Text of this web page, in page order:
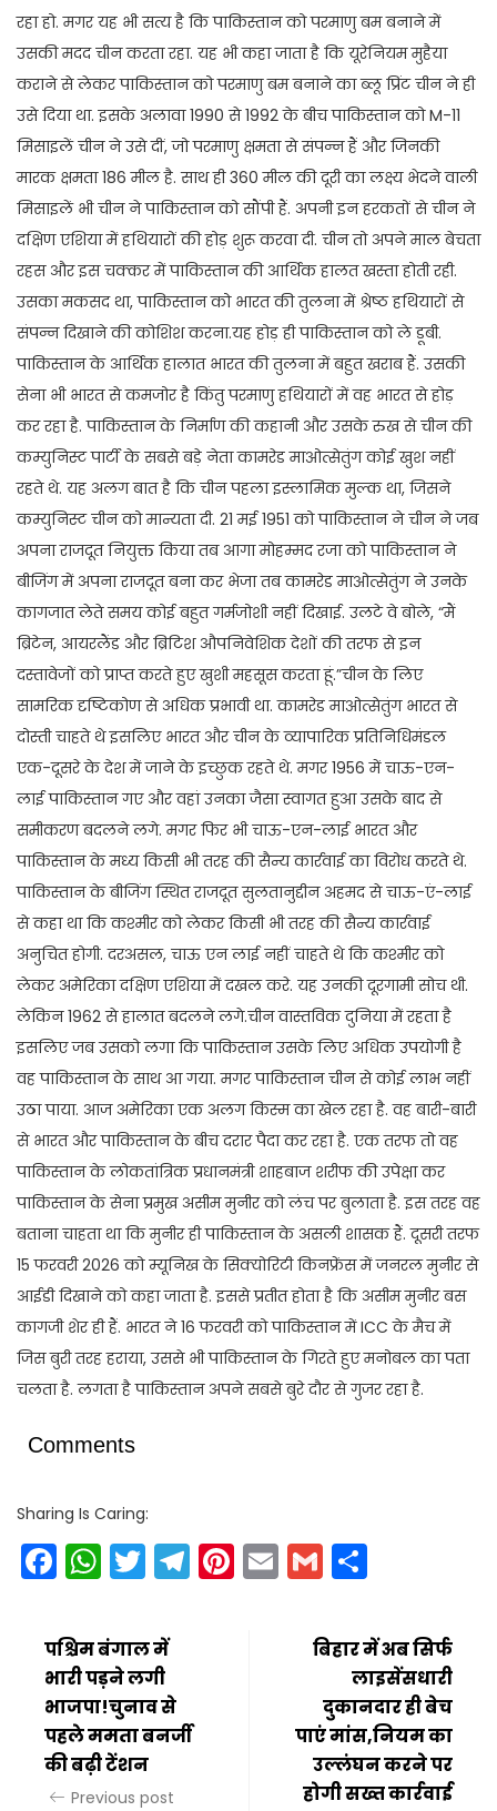
रहा हो. मगर यह भी सत्य है कि पाकिस्तान को परमाणु बम बनाने में
उसकी मदद चीन करता रहा. यह भी कहा जाता है कि यूरेनियम मुहैया
कराने से लेकर पाकिस्तान को परमाणु बम बनाने का ब्लू प्रिंट चीन ने ही
उसे दिया था. इसके अलावा 1990 से 1992 के बीच पाकिस्तान को M-11
मिसाइलें चीन ने उसे दीं, जो परमाणु क्षमता से संपन्न हैं और जिनकी
मारक क्षमता 186 मील है. साथ ही 360 मील की दूरी का लक्ष्य भेदने वाली
मिसाइलें भी चीन ने पाकिस्तान को सौंपी हैं. अपनी इन हरकतों से चीन ने
दक्षिण एशिया में हथियारों की होड़ शुरू करवा दी. चीन तो अपने माल बेचता
रहस और इस चक्कर में पाकिस्तान की आर्थिक हालत खस्ता होती रही.
उसका मकसद था, पाकिस्तान को भारत की तुलना में श्रेष्ठ हथियारों से
संपन्न दिखाने की कोशिश करना.यह होड़ ही पाकिस्तान को ले डूबी.
पाकिस्तान के आर्थिक हालात भारत की तुलना में बहुत खराब हैं. उसकी
सेना भी भारत से कमजोर है किंतु परमाणु हथियारों में वह भारत से होड़
कर रहा है. पाकिस्तान के निर्माण की कहानी और उसके रुख से चीन की
कम्युनिस्ट पार्टी के सबसे बड़े नेता कामरेड माओत्सेतुंग कोई खुश नहीं
रहते थे. यह अलग बात है कि चीन पहला इस्लामिक मुल्क था, जिसने
कम्युनिस्ट चीन को मान्यता दी. 21 मई 1951 को पाकिस्तान ने चीन ने जब
अपना राजदूत नियुक्त किया तब आगा मोहम्मद रजा को पाकिस्तान ने
बीजिंग में अपना राजदूत बना कर भेजा तब कामरेड माओत्सेतुंग ने उनके
कागजात लेते समय कोई बहुत गर्मजोशी नहीं दिखाई. उलटे वे बोले, “मैं
ब्रिटेन, आयरलैंड और ब्रिटिश औपनिवेशिक देशों की तरफ से इन
दस्तावेजों को प्राप्त करते हुए खुशी महसूस करता हूं.”चीन के लिए
सामरिक दृष्टिकोण से अधिक प्रभावी था. कामरेड माओत्सेतुंग भारत से
दोस्ती चाहते थे इसलिए भारत और चीन के व्यापारिक प्रतिनिधिमंडल
एक-दूसरे के देश में जाने के इच्छुक रहते थे. मगर 1956 में चाऊ-एन-
लाई पाकिस्तान गए और वहां उनका जैसा स्वागत हुआ उसके बाद से
समीकरण बदलने लगे. मगर फिर भी चाऊ-एन-लाई भारत और
पाकिस्तान के मध्य किसी भी तरह की सैन्य कार्रवाई का विरोध करते थे.
पाकिस्तान के बीजिंग स्थित राजदूत सुलतानुद्दीन अहमद से चाऊ-एं-लाई
से कहा था कि कश्मीर को लेकर किसी भी तरह की सैन्य कार्रवाई
अनुचित होगी. दरअसल, चाऊ एन लाई नहीं चाहते थे कि कश्मीर को
लेकर अमेरिका दक्षिण एशिया में दखल करे. यह उनकी दूरगामी सोच थी.
लेकिन 1962 से हालात बदलने लगे.चीन वास्तविक दुनिया में रहता है
इसलिए जब उसको लगा कि पाकिस्तान उसके लिए अधिक उपयोगी है
वह पाकिस्तान के साथ आ गया. मगर पाकिस्तान चीन से कोई लाभ नहीं
उठा पाया. आज अमेरिका एक अलग किस्म का खेल रहा है. वह बारी-बारी
से भारत और पाकिस्तान के बीच दरार पैदा कर रहा है. एक तरफ तो वह
पाकिस्तान के लोकतांत्रिक प्रधानमंत्री शाहबाज शरीफ की उपेक्षा कर
पाकिस्तान के सेना प्रमुख असीम मुनीर को लंच पर बुलाता है. इस तरह वह
बताना चाहता था कि मुनीर ही पाकिस्तान के असली शासक हैं. दूसरी तरफ
15 फरवरी 2026 को म्यूनिख के सिक्योरिटी किनफ्रेंस में जनरल मुनीर से
आईडी दिखाने को कहा जाता है. इससे प्रतीत होता है कि असीम मुनीर बस
कागजी शेर ही हैं. भारत ने 16 फरवरी को पाकिस्तान में ICC के मैच में
जिस बुरी तरह हराया, उससे भी पाकिस्तान के गिरते हुए मनोबल का पता
चलता है. लगता है पाकिस्तान अपने सबसे बुरे दौर से गुजर रहा है.
Comments
Sharing Is Caring:
Facebook
WhatsApp
Twitter
Telegram
Pinterest
EmailGmail
पश्चिम बंगाल में
भारी पड़ने लगी
भाजपा!चुनाव से
पहले ममता बनर्जी
की बढ़ी टेंशन
Previous post
बिहार में अब सिर्फ
लाइसेंसधारी
दुकानदार ही बेच
पाएं मांस,नियम का
उल्लंघन करने पर
होगी सख्त कार्रवाई